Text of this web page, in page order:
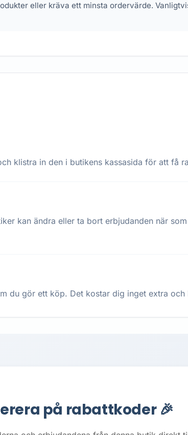
eller kräva ett minsta ordervärde.
klistra in den i butikens kassasida för att få
kan ändra eller ta bort erbjudanden när
du gör ett köp. Det kostar dig inget extra
på rabattkoder 🎉